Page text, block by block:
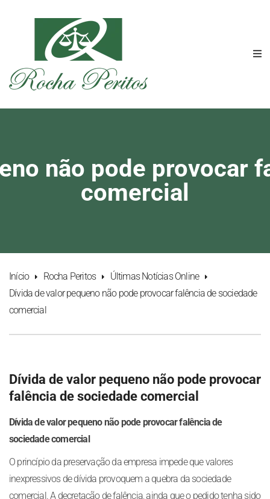
não pode provocar
comercial
Início Rocha Peritos
Últimas Notícias Online
Dívida de valor pequeno não pode provocar falência de sociedade
comercial
Dívida de valor pequeno não pode provocar
falência de sociedade comercial
Dívida de valor pequeno não pode provocar falência de
sociedade comercial
O princípio da preservação da empresa impede que valores
inexpressivos de dívida provoquem a quebra da sociedade
comercial. A decretação de falência, ainda que o pedido tenha sido